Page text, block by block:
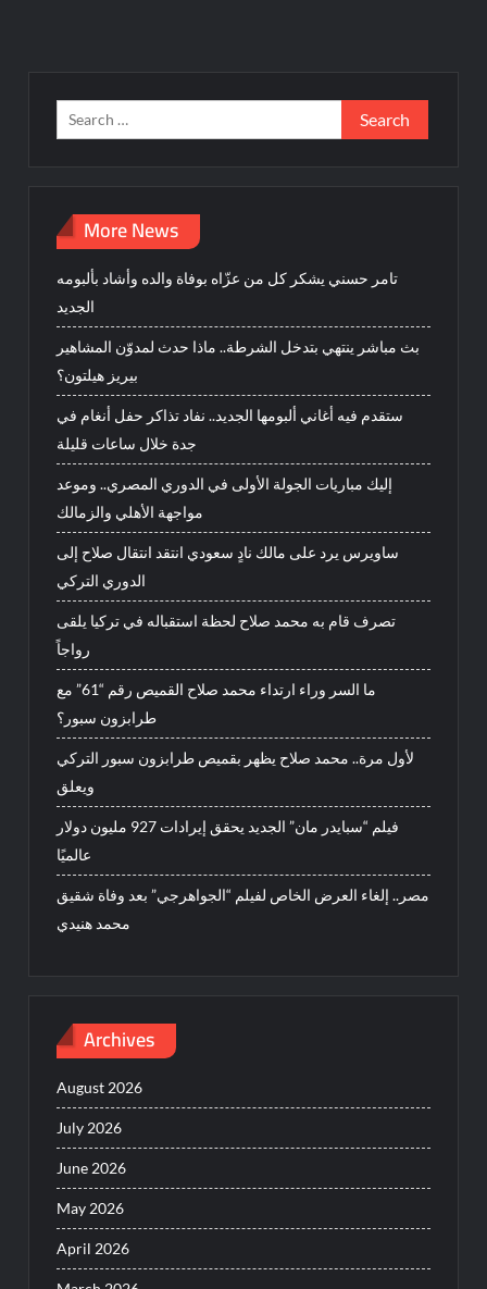
Search
for:
More News
تامر حسني يشكر كل من عزّاه بوفاة والده وأشاد بألبومه
الجديد
بث مباشر ينتهي بتدخل الشرطة.. ماذا حدث لمدوّن المشاهير
بيريز هيلتون؟
ستقدم فيه أغاني ألبومها الجديد.. نفاد تذاكر حفل أنغام في
جدة خلال ساعات قليلة
إليك مباريات الجولة الأولى في الدوري المصري.. وموعد
مواجهة الأهلي والزمالك
ساويرس يرد على مالك نادٍ سعودي انتقد انتقال صلاح إلى
الدوري التركي
تصرف قام به محمد صلاح لحظة استقباله في تركيا يلقى
رواجاً
ما السر وراء ارتداء محمد صلاح القميص رقم “61” مع
طرابزون سبور؟
لأول مرة.. محمد صلاح يظهر بقميص طرابزون سبور التركي
ويعلق
فيلم “سبايدر مان” الجديد يحقق إيرادات 927 مليون دولار
عالميًا
مصر.. إلغاء العرض الخاص لفيلم “الجواهرجي” بعد وفاة شقيق
محمد هنيدي
Archives
August 2026
July 2026
June 2026
May 2026
April 2026